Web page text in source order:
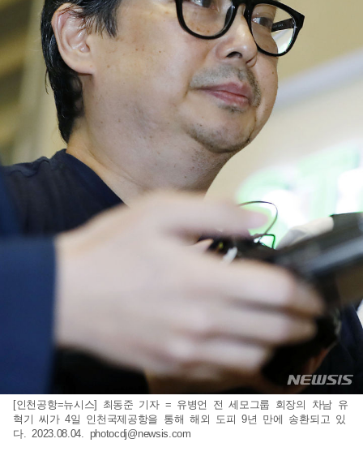
[인천공항=뉴시스] 최동준 기자 = 유병언 전 세모그룹 회장의 차남 유
혁기 씨가 4일 인천국제공항을 통해 해외 도피 9년 만에 송환되고 있
다. 2023.08.04. photocdj@newsis.com